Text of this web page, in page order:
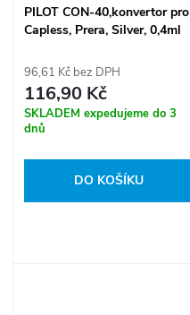
PILOT CON-40,konvertor pro
Capless, Prera, Silver, 0,4ml
96,61 Kč bez DPH
116,90 Kč
SKLADEM expedujeme do 3
dnů
DO KOŠÍKU